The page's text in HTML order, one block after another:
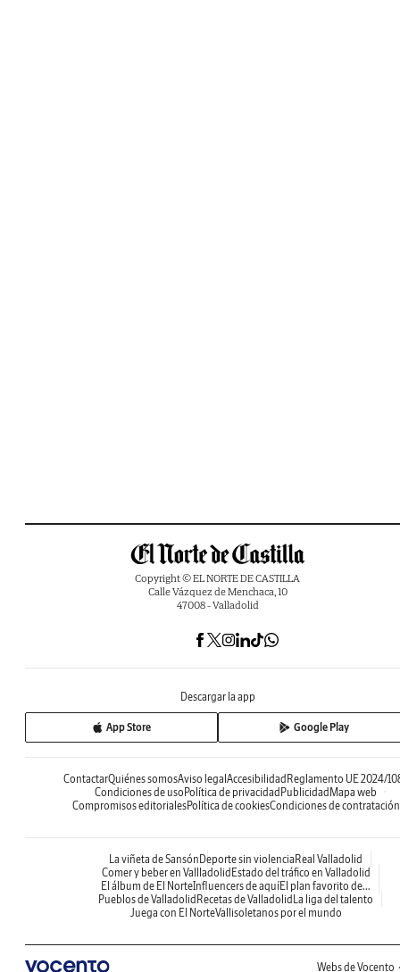
Copyright © EL NORTE DE CASTILLA
Calle Vázquez de Menchaca, 10
47008 - Valladolid
Descargar la app
App Store Google Play
ContactarQuiénes somosAviso legalAccesibilidadReglamento UE 2024/
Condiciones de usoPolítica de privacidadPublicidadMapa web
Compromisos editorialesPolítica de cookiesCondiciones de contratación
La viñeta de SansónDeporte sin violenciaReal Valladolid
Comer y beber en VallladolidEstado del tráfico en Valladolid
El álbum de El NorteInfluencers de aquíEl plan favorito de...
Pueblos de ValladolidRecetas de ValladolidLa liga del talento
Juega con El NorteVallisoletanos por el mundo
Webs de Vocento